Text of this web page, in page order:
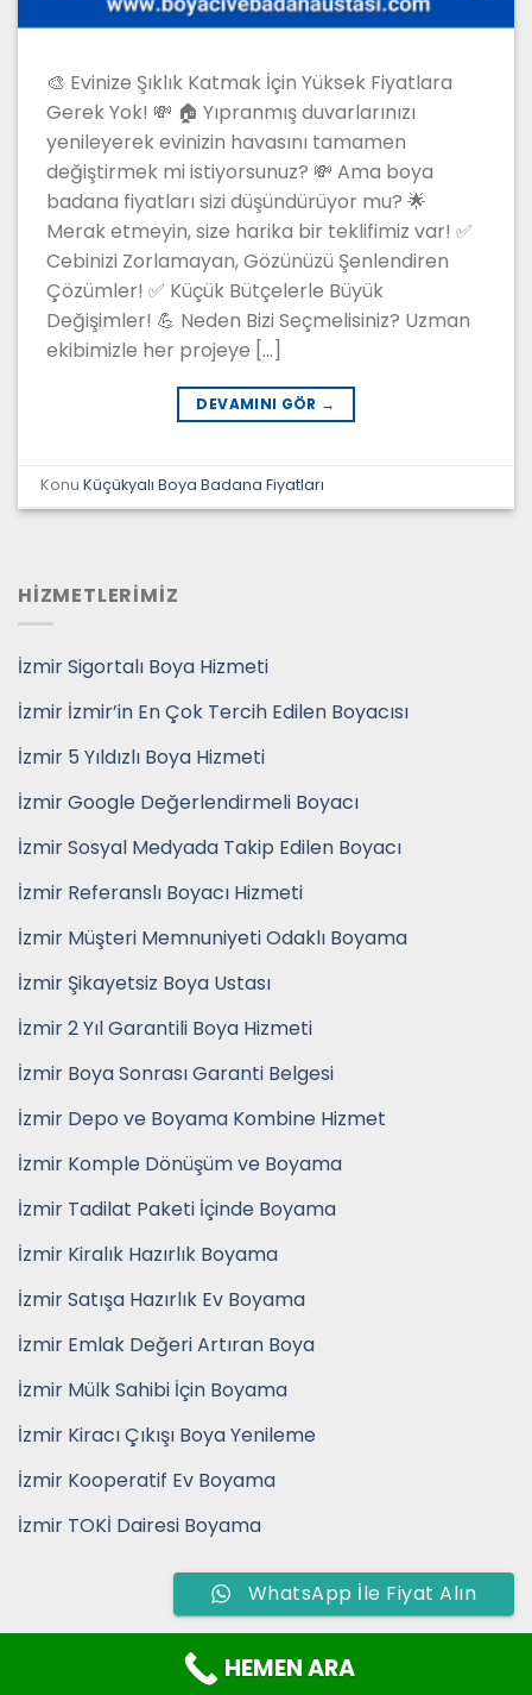
🎨 Evinize Şıklık Katmak İçin Yüksek Fiyatlara
Gerek Yok! 💸 🏠 Yıpranmış duvarlarınızı
yenileyerek evinizin havasını tamamen
değiştirmek mi istiyorsunuz? 💸 Ama boya
badana fiyatları sizi düşündürüyor mu? 🌟
Merak etmeyin, size harika bir teklifimiz var! ✅
Cebinizi Zorlamayan, Gözünüzü Şenlendiren
Çözümler! ✅ Küçük Bütçelerle Büyük
Değişimler! 💪 Neden Bizi Seçmelisiniz? Uzman
ekibimizle her projeye […]
DEVAMINI GÖR →
KonuKüçükyalı Boya Badana Fiyatları
HİZMETLERİMİZ
İzmir Sigortalı Boya Hizmeti
İzmir İzmir’in En Çok Tercih Edilen Boyacısı
İzmir 5 Yıldızlı Boya Hizmeti
İzmir Google Değerlendirmeli Boyacı
İzmir Sosyal Medyada Takip Edilen Boyacı
İzmir Referanslı Boyacı Hizmeti
İzmir Müşteri Memnuniyeti Odaklı Boyama
İzmir Şikayetsiz Boya Ustası
İzmir 2 Yıl Garantili Boya Hizmeti
İzmir Boya Sonrası Garanti Belgesi
İzmir Depo ve Boyama Kombine Hizmet
İzmir Komple Dönüşüm ve Boyama
İzmir Tadilat Paketi İçinde Boyama
İzmir Kiralık Hazırlık Boyama
İzmir Satışa Hazırlık Ev Boyama
İzmir Emlak Değeri Artıran Boya
İzmir Mülk Sahibi İçin Boyama
İzmir Kiracı Çıkışı Boya Yenileme
İzmir Kooperatif Ev Boyama
İzmir TOKİ Dairesi Boyama
Copyright 2026 ©İzmir Boya Badana
WhatsApp İle Fiyat Alın
HEMEN ARA